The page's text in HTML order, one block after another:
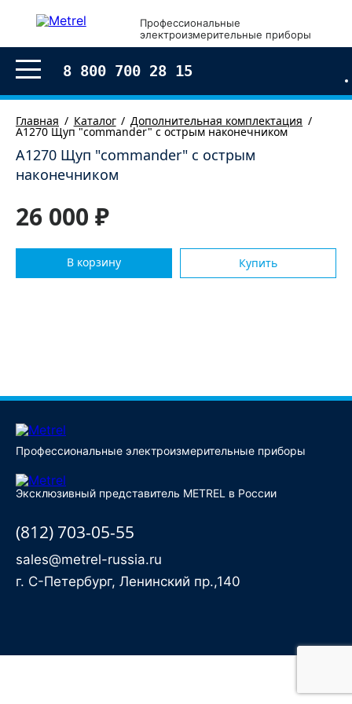
Профессиональные
электроизмерительные приборы
8 800 700 28 15
Главная Каталог Дополнительная комплектация
А1270 Щуп "commander" с острым наконечником
А1270 Щуп "commander" с острым
наконечником
26 000 ₽
В корзину Купить
Оформление заказа
Профессиональные электроизмерительные приборы
Эксклюзивный представитель METREL в России
(812) 703-05-55
sales@metrel-russia.ru
г. С-Петербург, Ленинский пр.,140